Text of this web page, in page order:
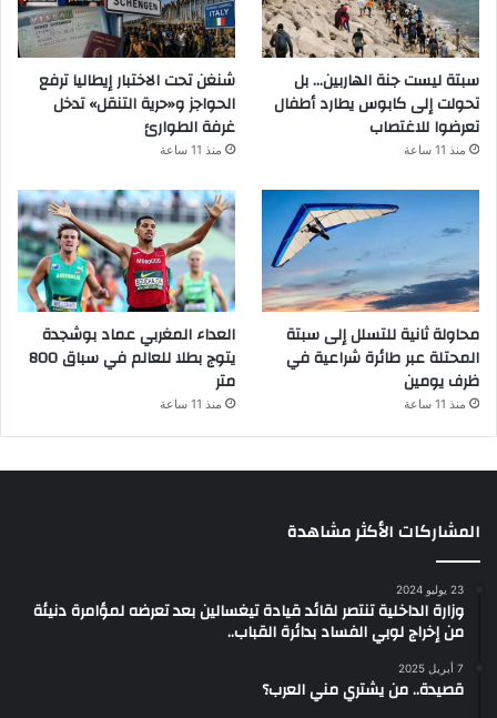
سبتة ليست جنة الهاربين… بل
تحولت إلى كابوس يطارد أطفال
تعرضوا للاغتصاب
منذ 11 ساعة
شنغن تحت الاختبار إيطاليا ترفع
الحواجز و«حرية التنقل» تدخل
غرفة الطوارئ
منذ 11 ساعة
محاولة ثانية للتسلل إلى سبتة
المحتلة عبر طائرة شراعية في
ظرف يومين
منذ 11 ساعة
العداء المغربي عماد بوشجدة
يتوج بطلا للعالم في سباق 800
متر
منذ 11 ساعة
المشاركات الأكثر مشاهدة
23 يوليو 2024
وزارة الداخلية تنتصر لقائد قيادة تيغسالين بعد تعرضه لمؤامرة دنيئة
من إخراج لوبي الفساد بدائرة القباب..
7 أبريل 2025
قصيدة.. من يشتري مني العرب؟